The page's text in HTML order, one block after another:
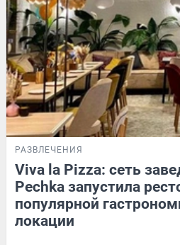
РАЗВЛЕЧЕНИЯ
Viva la Pizza: сеть
Pechka запустила
популярной
локации